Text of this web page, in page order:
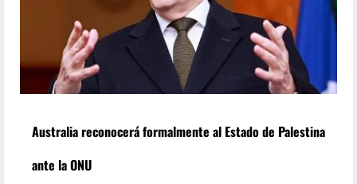
Australia reconocerá formalmente al Estado de Palestina
ante la ONU